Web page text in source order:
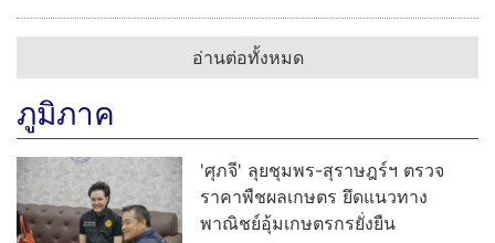
อ่านต่อทั้งหมด
ภูมิภาค
'ศุภจี' ลุยชุมพร-สุราษฎร์ฯ ตรวจ
ราคาพืชผลเกษตร ยึดแนวทาง
พาณิชย์อุ้มเกษตรกรยั่งยืน